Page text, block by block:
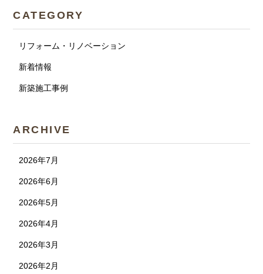
CATEGORY
リフォーム・リノベーション
新着情報
新築施工事例
ARCHIVE
2026年7月
2026年6月
2026年5月
2026年4月
2026年3月
2026年2月